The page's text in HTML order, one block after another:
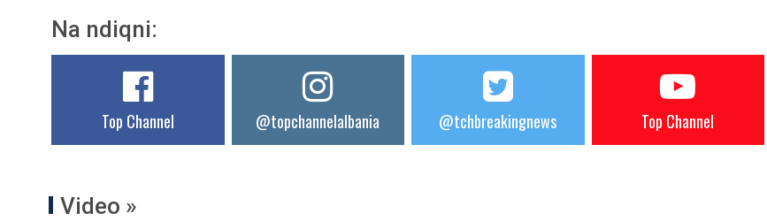
Na ndiqni:
Top Channel @topchannelalbania @tchbreakingnews Top Channel
Video »